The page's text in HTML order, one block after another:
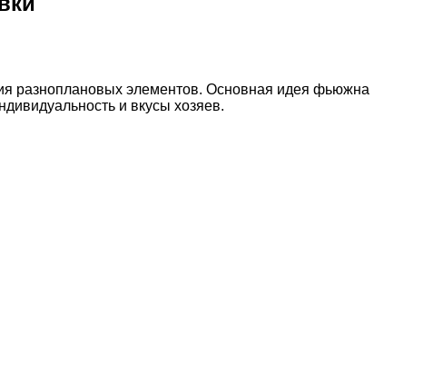
разноплановых элементов. Основная идея фьюжна
и вкусы хозяев.